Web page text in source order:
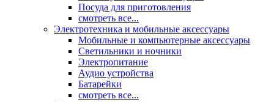
Посуда для приготовления
смотреть все...
Электротехника и мобильные аксессуары
Мобильные и компьютерные аксессуары
Светильники и ночники
Электропитание
Аудио устройства
Батарейки
смотреть все...